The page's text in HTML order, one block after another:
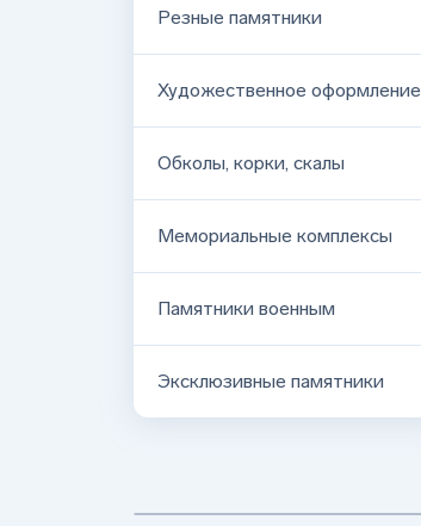
Резные памятники
Художественное оформление
Обколы, корки, скалы
Мемориальные комплексы
Памятники военным
Эксклюзивные памятники